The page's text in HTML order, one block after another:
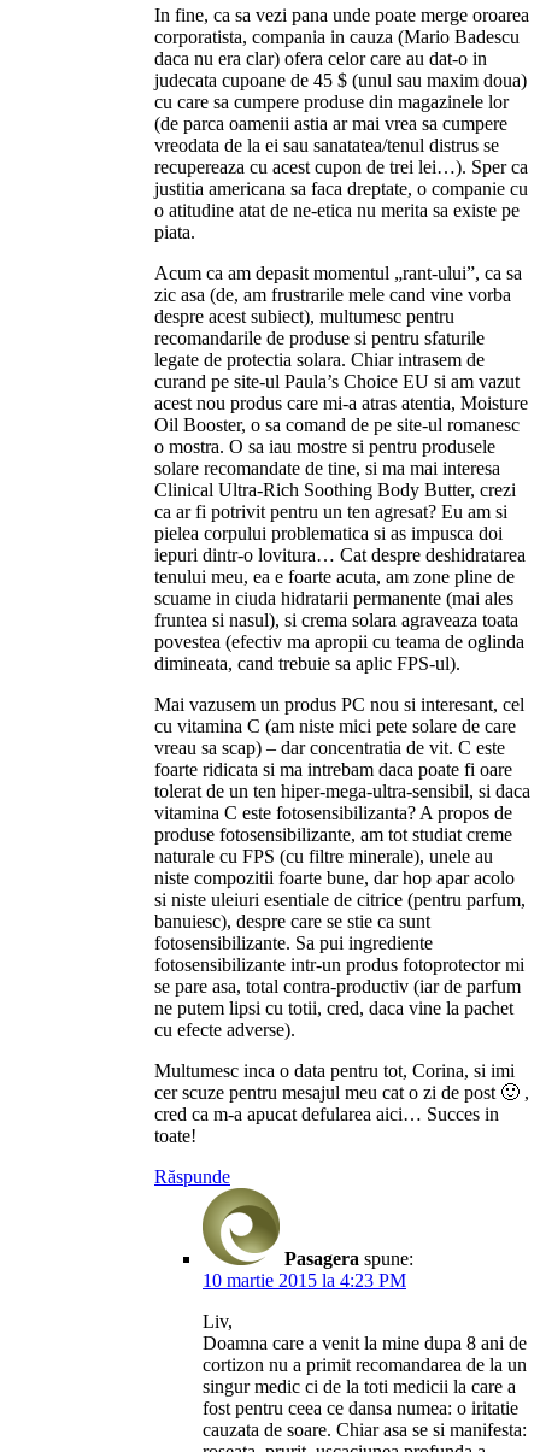
In fine, ca sa vezi pana unde poate merge oroarea
corporatista, compania in cauza (Mario Badescu
daca nu era clar) ofera celor care au dat-o in
judecata cupoane de 45 $ (unul sau maxim doua)
cu care sa cumpere produse din magazinele lor
(de parca oamenii astia ar mai vrea sa cumpere
vreodata de la ei sau sanatatea/tenul distrus se
recupereaza cu acest cupon de trei lei…). Sper ca
justitia americana sa faca dreptate, o companie cu
o atitudine atat de ne-etica nu merita sa existe pe
piata.
Acum ca am depasit momentul „rant-ului”, ca sa
zic asa (de, am frustrarile mele cand vine vorba
despre acest subiect), multumesc pentru
recomandarile de produse si pentru sfaturile
legate de protectia solara. Chiar intrasem de
curand pe site-ul Paula’s Choice EU si am vazut
acest nou produs care mi-a atras atentia, Moisture
Oil Booster, o sa comand de pe site-ul romanesc
o mostra. O sa iau mostre si pentru produsele
solare recomandate de tine, si ma mai interesa
Clinical Ultra-Rich Soothing Body Butter, crezi
ca ar fi potrivit pentru un ten agresat? Eu am si
pielea corpului problematica si as impusca doi
iepuri dintr-o lovitura… Cat despre deshidratarea
tenului meu, ea e foarte acuta, am zone pline de
scuame in ciuda hidratarii permanente (mai ales
fruntea si nasul), si crema solara agraveaza toata
povestea (efectiv ma apropii cu teama de oglinda
dimineata, cand trebuie sa aplic FPS-ul).
Mai vazusem un produs PC nou si interesant, cel
cu vitamina C (am niste mici pete solare de care
vreau sa scap) – dar concentratia de vit. C este
foarte ridicata si ma intrebam daca poate fi oare
tolerat de un ten hiper-mega-ultra-sensibil, si daca
vitamina C este fotosensibilizanta? A propos de
produse fotosensibilizante, am tot studiat creme
naturale cu FPS (cu filtre minerale), unele au
niste compozitii foarte bune, dar hop apar acolo
si niste uleiuri esentiale de citrice (pentru parfum,
banuiesc), despre care se stie ca sunt
fotosensibilizante. Sa pui ingrediente
fotosensibilizante intr-un produs fotoprotector mi
se pare asa, total contra-productiv (iar de parfum
ne putem lipsi cu totii, cred, daca vine la pachet
cu efecte adverse).
Multumesc inca o data pentru tot, Corina, si imi
cer scuze pentru mesajul meu cat o zi de post 🙂 ,
cred ca m-a apucat defularea aici… Succes in
toate!
Răspunde
Pasagera spune:
10 martie 2015 la 4:23 PM
Liv,
Doamna care a venit la mine dupa 8 ani de
cortizon nu a primit recomandarea de la un
singur medic ci de la toti medicii la care a
fost pentru ceea ce dansa numea: o iritatie
cauzata de soare. Chiar asa se si manifesta: